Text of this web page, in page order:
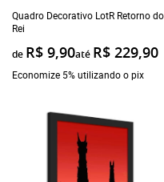
Quadro Decorativo LotR Retorno do
Rei
de R$ 9,90até R$ 229,90
Economize 5% utilizando o pix